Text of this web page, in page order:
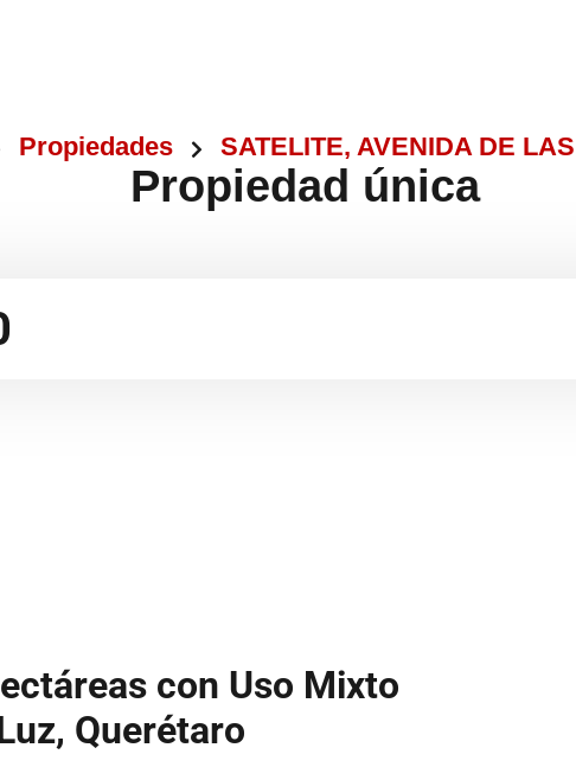
Propiedades SATELITE, AVENIDA DE
Propiedad única
con Uso Mixto
Querétaro